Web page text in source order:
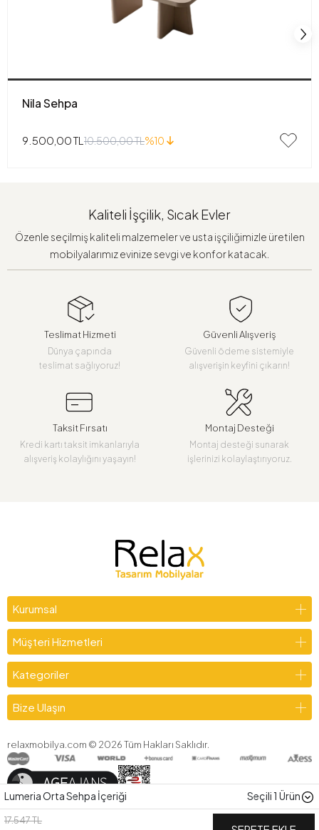
Lumeria Orta Sehpa İçeriği Seçili1 Ürün
17.547 TL
Nila Sehpa
9.500,00 TL 10.500,00 TL%10
Kaliteli İşçilik, Sıcak Evler
Özenle seçilmiş kaliteli malzemeler ve usta işçiliğimizle üretilen
mobilyalarımız evinize sevgi ve konfor katacak.
Teslimat Hizmeti
Dünya çapında
teslimat sağlıyoruz!
Güvenli Alışveriş
Güvenli ödeme sistemiyle
alışverişin keyfini çıkarın!
Taksit Fırsatı
Kredi kartı taksit imkanlarıyla
alışveriş kolaylığını yaşayın!
Montaj Desteği
Montaj desteği sunarak
işlerinizi kolaylaştırıyoruz.
Kurumsal
Müşteri Hizmetleri
Kategoriler
Bize Ulaşın
relaxmobilya.com © 2026Tüm Hakları Saklıdır.